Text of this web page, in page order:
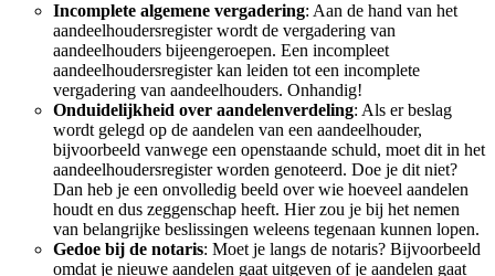
Incomplete algemene vergadering: Aan de hand van het
aandeelhoudersregister wordt de vergadering van
aandeelhouders bijeengeroepen. Een incompleet
aandeelhoudersregister kan leiden tot een incomplete
vergadering van aandeelhouders. Onhandig!
Onduidelijkheid over aandelenverdeling: Als er beslag
wordt gelegd op de aandelen van een aandeelhouder,
bijvoorbeeld vanwege een openstaande schuld, moet dit in het
aandeelhoudersregister worden genoteerd. Doe je dit niet?
Dan heb je een onvolledig beeld over wie hoeveel aandelen
houdt en dus zeggenschap heeft. Hier zou je bij het nemen
van belangrijke beslissingen weleens tegenaan kunnen lopen.
Gedoe bij de notaris: Moet je langs de notaris? Bijvoorbeeld
omdat je nieuwe aandelen gaat uitgeven of je aandelen gaat